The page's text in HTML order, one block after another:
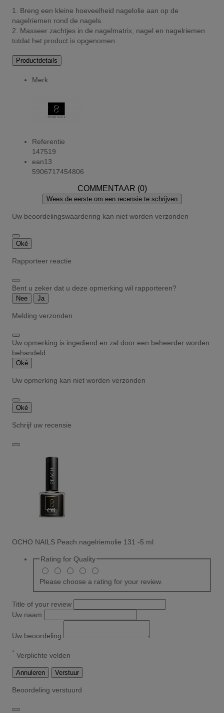
1. Breng een kleine hoeveelheid nagelolie aan op de
nagelriemen rond de nagels.
2. Masseer zachtjes in de nagelmatrix, nagel en nagelriemen
totdat het product is opgenomen.
Productdetails
Merk
Referentie
147519
ean13
5906717454806
COMMENTAAR (0)
Wees de eerste om een recensie te schrijven
Uw beoordelingswaardering kan niet worden verzonden
Oké
Rapporteer reactie
Bent u zeker dat u deze opmerking wil rapporteren?
Nee Ja
Melding verzonden
Uw opmerking is ingediend en zal door een beheerder worden
behandeld.
Oké
Uw opmerking kan niet worden verzonden
Oké
Schrijf uw recensie
OCHO NAILS Peach nagelriemolie 131 -5 ml
Rating for Quality
Please choose a rating for your review.
Title of your review
Uw naam
Uw beoordeling
* Verplichte velden
Annuleren Verstuur
Beoordeling verstuurd